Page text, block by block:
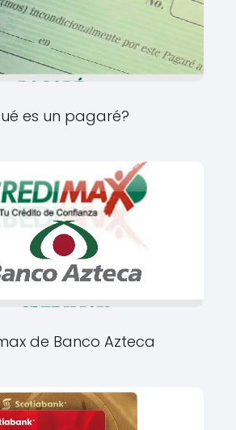
es un pagaré?
de Banco Azteca